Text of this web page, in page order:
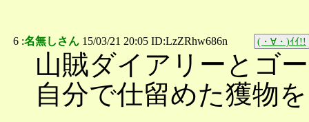
6 :名無しさん 15/03/21 20:05 ID:LzZRhw686n (・∀・)ｲｲ!!
山賊ダイアリーとゴ
自分で仕留めた獲物